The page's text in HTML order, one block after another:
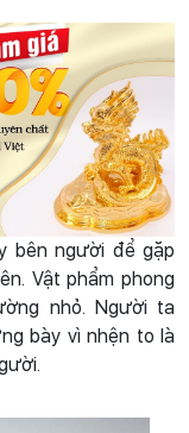
bên người để gặp
Vật phẩm phong
nhỏ. Người ta
bày vì nhện to là